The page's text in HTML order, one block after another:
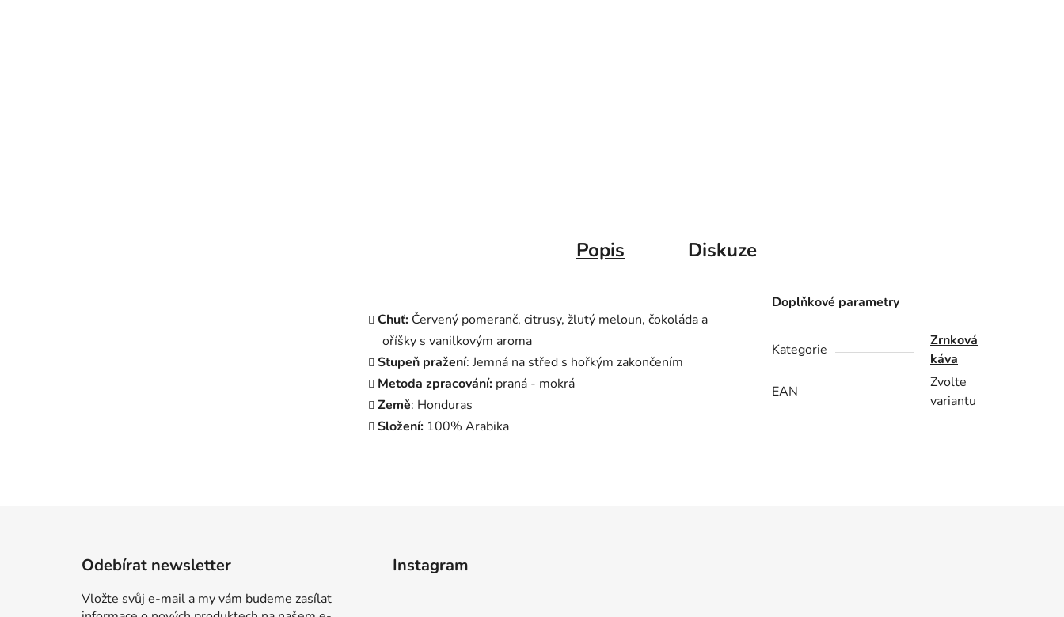
Popis Diskuze
Chuť: Červený pomeranč, citrusy, žlutý meloun, čokoláda a
oříšky s vanilkovým aroma
Stupeň pražení: Jemná na střed s hořkým zakončením
Metoda zpracování: praná - mokrá
Země: Honduras
Složení: 100% Arabika
Doplňkové parametry
Kategorie
Zrnková
káva
EAN
Zvolte
variantu
Odebírat newsletter
Vložte svůj e-mail a my vám budeme zasílat
Instagram